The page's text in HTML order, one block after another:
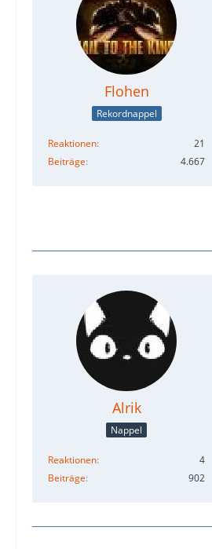
Flohen
Rekordnappel
Reaktionen
21
Beiträge
4.667
Alrik
Nappel
Reaktionen
4
Beiträge
902